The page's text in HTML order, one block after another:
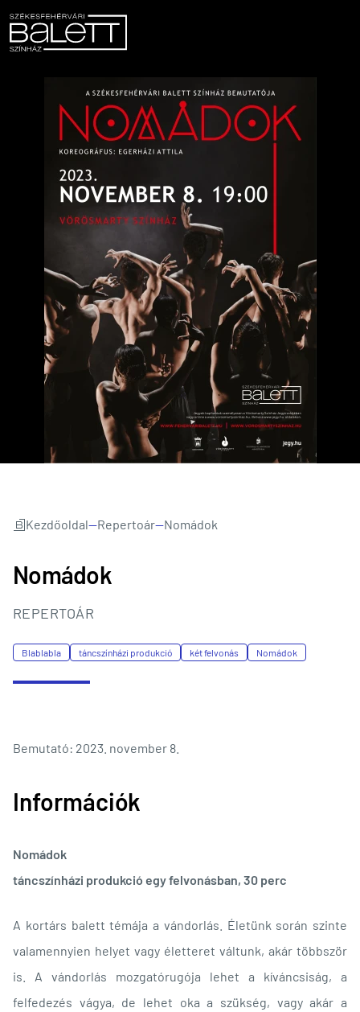
Kezdőoldal—Repertoár—Nomádok
Nomádok
REPERTOÁR
Blablabla táncszínházi produkció két felvonás Nomádok
Bemutató: 2023. november 8.
Információk
Nomádok
táncszínházi produkció egy felvonásban, 30 perc
A kortárs balett témája a vándorlás. Életünk során szinte
valamennyien helyet vagy életteret váltunk, akár többször
is. A vándorlás mozgatórugója lehet a kíváncsiság, a
felfedezés vágya, de lehet oka a szükség, vagy akár a